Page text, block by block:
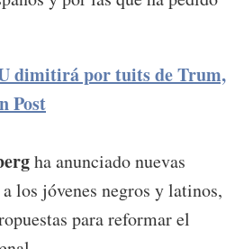
dimitirá por tuits de Trum,
Post
ha anunciado nuevas
los jóvenes negros y latinos,
para reformar el